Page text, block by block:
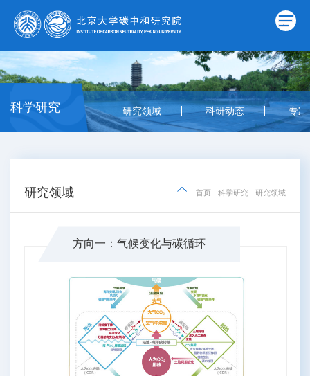
科学研究 研究领域 科研动态 专家
研究领域 首页 - 科学研究 - 研究领域
方向一：气候变化与碳循环